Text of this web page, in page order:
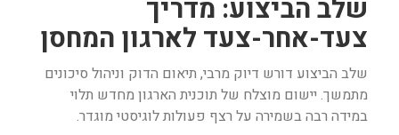
שלב הביצוע: מדריך
צעד-אחר-צעד לארגון המחסן
שלב הביצוע דורש דיוק מרבי, תיאום הדוק וניהול סיכונים
מתמשך. יישום מוצלח של תוכנית הארגון מחדש תלוי
במידה רבה בשמירה על רצף פעולות לוגיסטי מוגדר.